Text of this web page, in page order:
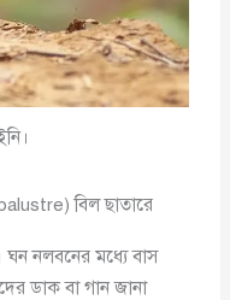
বিল ছাতারে
ঘন নলবনের মধ্যে বাস
ডাক বা গান জানা